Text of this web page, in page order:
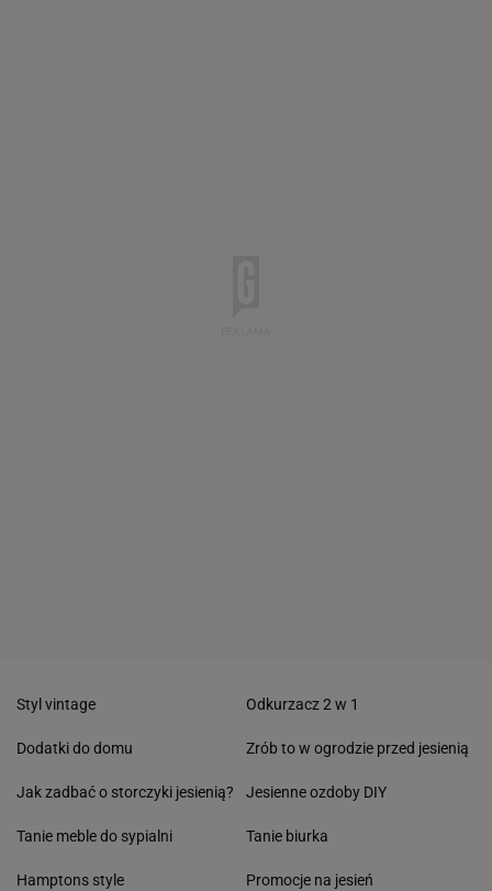
Styl vintage
Dodatki do domu
Jak zadbać o storczyki jesienią?
Tanie meble do sypialni
Hamptons style
Odkurzacz 2 w 1
Zrób to w ogrodzie przed jesienią
Jesienne ozdoby DIY
Tanie biurka
Promocje na jesień